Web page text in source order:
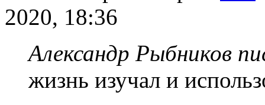
2020, 18:36
Александр Рыбников
жизнь изучал и